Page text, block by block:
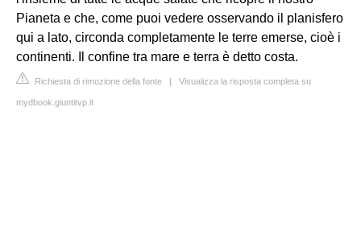
Pianeta e che, come puoi vedere osservando il planisfero
qui a lato, circonda completamente le terre emerse, cioè i
continenti. Il confine tra mare e terra è detto costa.
Richiesta di rimozione della fonte | Visualizza la risposta completa su
mydbook.giuntitvp.it